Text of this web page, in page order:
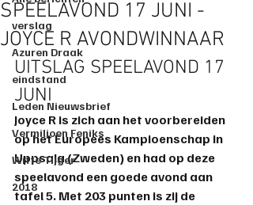
verslag
Azuren Draak
eindstand
Leden Nieuwsbrief
Vermiljoen Feniks
Witte Tijger
2018
SPEELAVOND 17 JUNI -
JOYCE R AVONDWINNAAR
UITSLAG SPEELAVOND 17
JUNI
Joyce R is zich aan het voorbereiden
op het Europees Kampioenschap in
Uppsala (Zweden) en had op deze
speelavond een goede avond aan
tafel 5. Met 203 punten is zij de